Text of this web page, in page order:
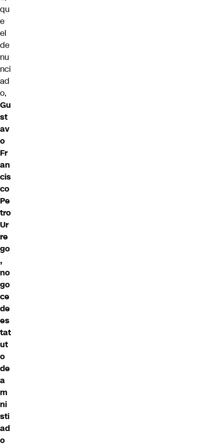
qu
e
el
de
nu
nci
ad
o,
Gu
st
av
o
Fr
an
cis
co
Pe
tro
Ur
re
go
,
no
go
ce
de
es
tat
ut
o
de
a
m
ni
sti
ad
o